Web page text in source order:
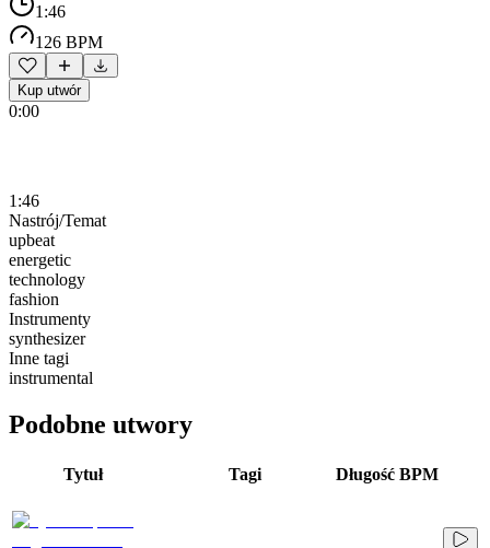
1:46
126 BPM
Kup utwór
0:00
1:46
Nastrój/Temat
upbeat
energetic
technology
fashion
Instrumenty
synthesizer
Inne tagi
instrumental
Podobne utwory
Tytuł Tagi Długość BPM